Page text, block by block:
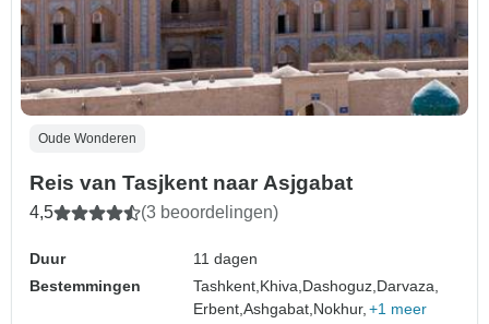
Oude Wonderen
Reis van Tasjkent naar Asjgabat
4,5 (3 beoordelingen)
Duur
11 dagen
Bestemmingen
Tashkent,Khiva,Dashoguz,Darvaza,
Erbent,Ashgabat,Nokhur, +1 meer